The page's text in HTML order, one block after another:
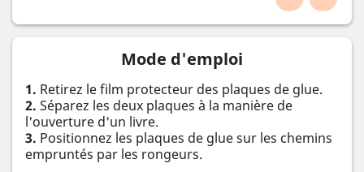
Mode d'emploi
1. Retirez le film protecteur des plaques de glue.
2. Séparez les deux plaques à la manière de
l'ouverture d'un livre.
3. Positionnez les plaques de glue sur les chemins
empruntés par les rongeurs.